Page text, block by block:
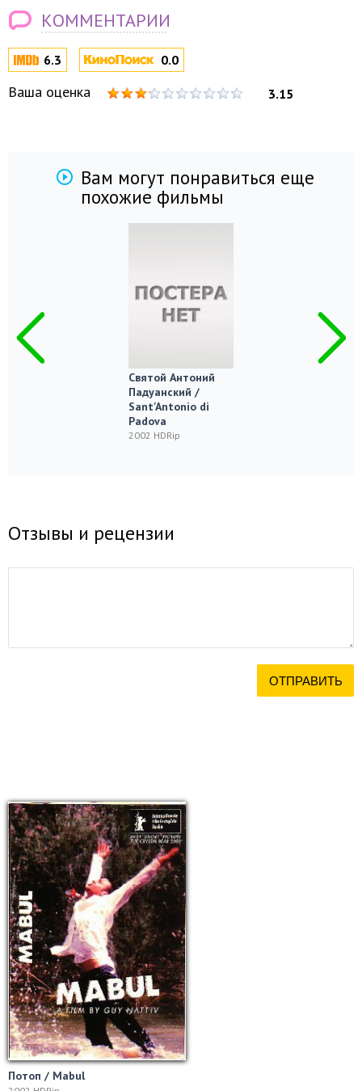
6.3 0.0
Ваша оценка 3.15
КОММЕНТАРИИ
Вам могут понравиться еще
похожие фильмы
Святой Антоний
Падуанский /
Sant'Antonio di
Padova
2002 HDRip
Отзывы и рецензии
Потоп / Mabul